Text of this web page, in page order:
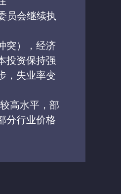
员会继续执
突），经济
投资保持强
，失业率变
高水平，部
分行业价格